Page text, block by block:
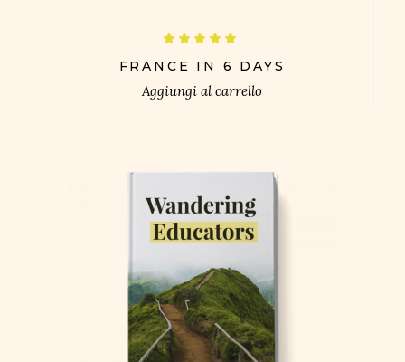
su 5
FRANCE IN 6 DAYS
Aggiungi al carrello
£